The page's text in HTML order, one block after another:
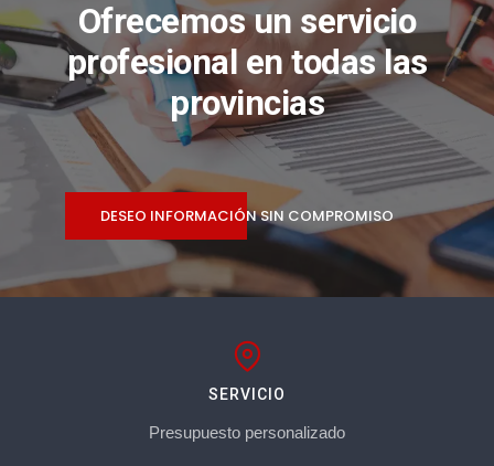
Ofrecemos un servicio
profesional en todas las
provincias
DESEO INFORMACIÓN SIN COMPROMISO
SERVICIO
Presupuesto personalizado